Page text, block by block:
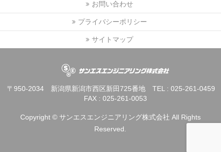
お問い合わせ
プライバシーポリシー
サイトマップ
〒950-2034 新潟県新潟市西区新田725番地 TEL : 025-261-
FAX : 025-261-0053
Copyright © サンエスエンジニアリング株式会社 All Rights
Reserved.